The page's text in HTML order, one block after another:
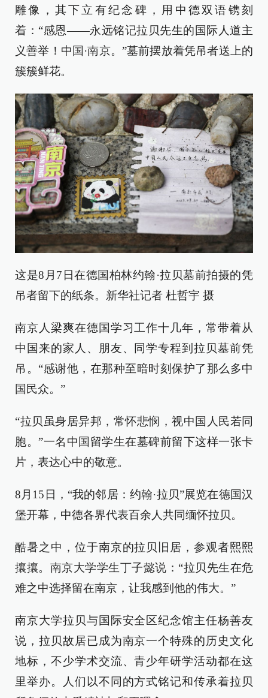
雕像，其下立有纪念碑，用中德双语镌刻
着：“感恩——永远铭记拉贝先生的国际人道主
义善举！中国·南京。”墓前摆放着凭吊者送上的
簇簇鲜花。
这是8月7日在德国柏林约翰·拉贝墓前拍摄的凭
吊者留下的纸条。新华社记者 杜哲宇 摄
南京人梁爽在德国学习工作十几年，常带着从
中国来的家人、朋友、同学专程到拉贝墓前凭
吊。“感谢他，在那种至暗时刻保护了那么多中
国民众。”
“拉贝虽身居异邦，常怀悲悯，视中国人民若同
胞。”一名中国留学生在墓碑前留下这样一张卡
片，表达心中的敬意。
8月15日，“我的邻居：约翰·拉贝”展览在德国汉
堡开幕，中德各界代表百余人共同缅怀拉贝。
酷暑之中，位于南京的拉贝旧居，参观者熙熙
攘攘。南京大学学生丁子懿说：“拉贝先生在危
难之中选择留在南京，让我感到他的伟大。”
南京大学拉贝与国际安全区纪念馆主任杨善友
说，拉贝故居已成为南京一个特殊的历史文化
地标，不少学术交流、青少年研学活动都在这
里举办。人们以不同的方式铭记和传承着拉贝